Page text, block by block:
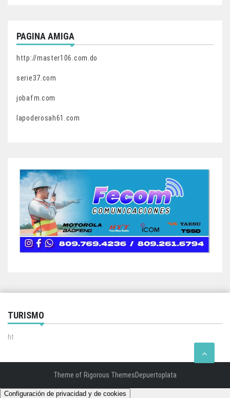
PAGINA AMIGA
http://master106.com.do
serie37.com
jobafm.com
lapoderosah61.com
TURISMO
ht
Theme of Rigorous ThemesDepuertoplata
Configuración de privacidad y de cookies